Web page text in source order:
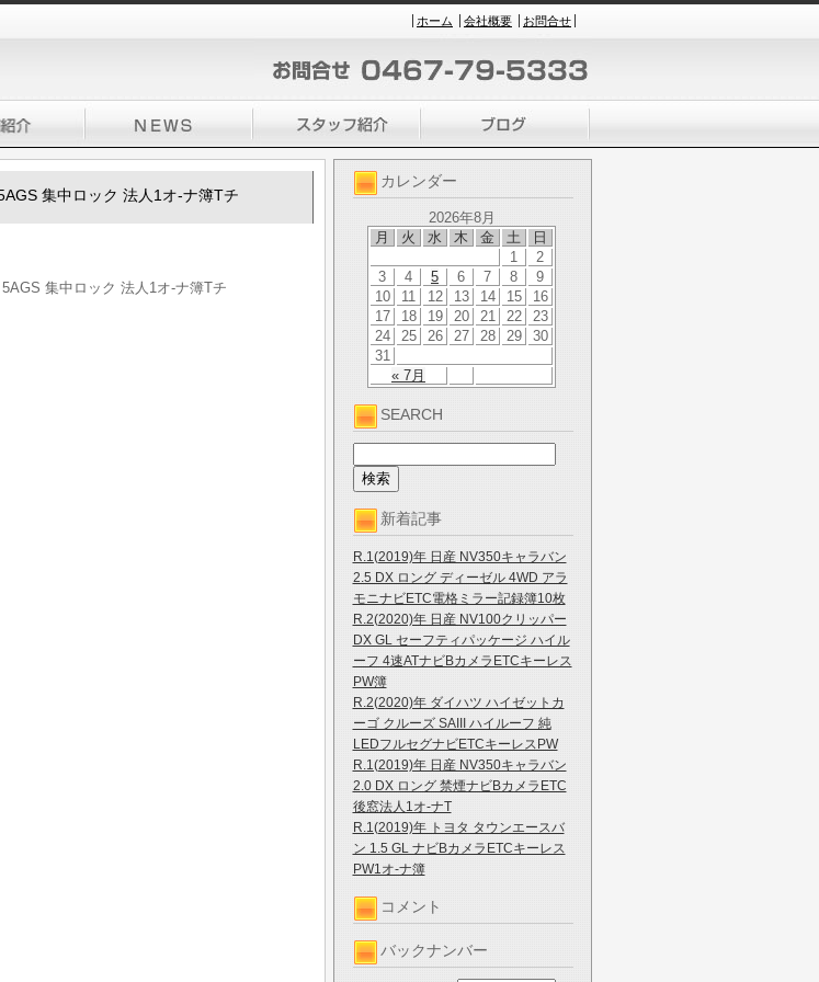
ホーム 会社概要 お問合せ
カレンダー
2026年8月
月
火 水 木 金 土 日
« 7月
1
2
3
4 5 6 7 8
9
10
11 12 13 14 15
16
17
18 19 20 21 22
23
24
25 26 27 28 29
30
31
SEARCH
新着記事
R.1(2019)年 日産 NV350キャラバン
2.5 DX ロング ディーゼル 4WD アラ
モニナビETC電格ミラー記録簿10枚
R.2(2020)年 日産 NV100クリッパー
DX GL セーフティパッケージ ハイル
ーフ 4速ATナビBカメラETCキーレス
PW簿
R.2(2020)年 ダイハツ ハイゼットカ
ーゴ クルーズ SAIII ハイルーフ 純
LEDフルセグナビETCキーレスPW
R.1(2019)年 日産 NV350キャラバン
2.0 DX ロング 禁煙ナビBカメラETC
後窓法人1オ-ナT
R.1(2019)年 トヨタ タウンエースバ
ン 1.5 GL ナビBカメラETCキーレス
PW1オ-ナ簿
コメント
バックナンバー
集中ロック 法人1オ-ナ簿Tチ
集中ロック 法人1オ-ナ簿Tチ